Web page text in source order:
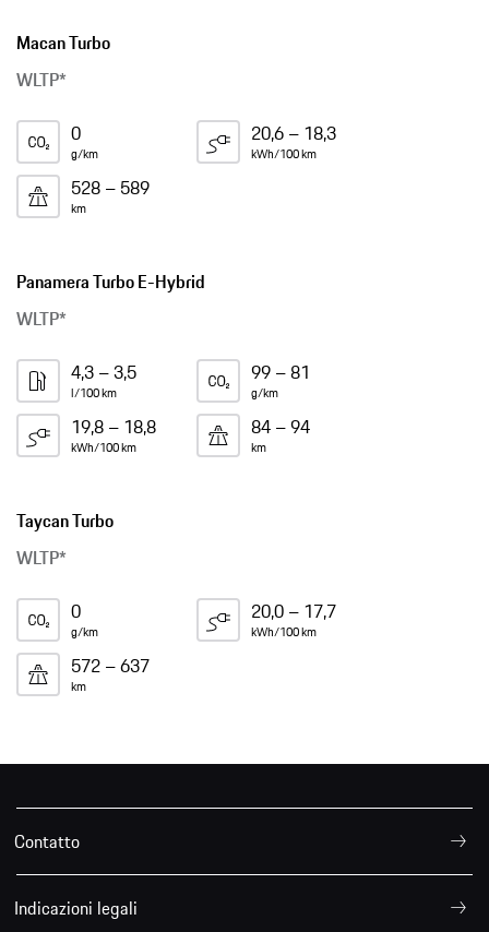
Macan Turbo
WLTP*
0
g/km
20,6 – 18,3
kWh/100 km
528 – 589
km
Panamera Turbo E-Hybrid
WLTP*
4,3 – 3,5
l/100 km
99 – 81
g/km
19,8 – 18,8
kWh/100 km
84 – 94
km
Taycan Turbo
WLTP*
0
g/km
20,0 – 17,7
kWh/100 km
572 – 637
km
Contatto
Indicazioni legali